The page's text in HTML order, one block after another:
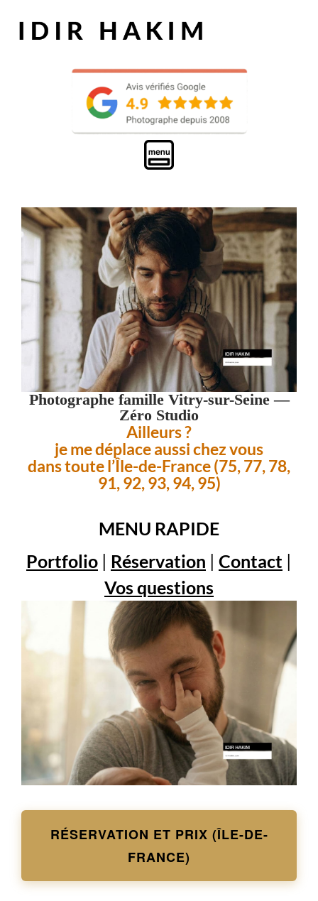
Photographe famille Vitry-sur-Seine —
Zéro Studio
Ailleurs ?
je me déplace aussi chez vous
dans toute l’Île-de-France (75, 77, 78,
91, 92, 93, 94, 95)
MENU RAPIDE
Portfolio | Réservation | Contact |
Vos questions
RÉSERVATION ET PRIX (ÎLE-DE-
FRANCE)